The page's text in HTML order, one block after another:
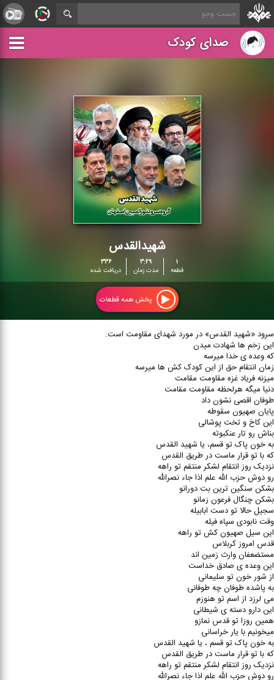
صدای کودک
شهیدالقدس
۱
قطعه
۳:۲۹
مدت زمان
۳۳۶
دریافت شده
پخش همه قطعات
سرود «شهید القدس» در مورد شهدای مقاومت است.
این زخم ها شهادت میدن
که وعده ی خدا میرسه
زمان انتقام حق از این کودک کش ها میرسه
میزنه فریاد غزه مقاومت مقا‌مت
دنیا میگه هرلحظه مقاومت مقا‌مت
طوفان اقصی نشون داد
پایان صهیون سقوطه
این کاخ و تخت پوشالی
بناش رو تار عنکبوته
به خون پاک تو قسم، یا شهید القدس
که با تو قرار ماست در طریق القدس
نزدیک روز انتقام لشکر منتقم تو راهه
رو دوش حزب الله علم اذا جاء نصرالله
بشکن سنگین ترین بت دورانو
بشکن چنگال فرعون زمانو
سجیل حالا تو دست ابابیله
وقت نابودی سپاه فیله
این سیل صهیون کش تو راهه
قدس امروز کربلاس
مستضعفان وارث زمین اند
این وعده ی صادق خداست
از شور خون تو سلیمانی
به پاشده طوفان چه طوفانی
می لرزد از اسم تو هنوزم
این دارو دسته ی شیطانی
همین روزا تو قدس نمازو
میخونیم با یار خراسانی
به خون پاک تو قسم ، یا شهید القدس
که با تو قرار ماست در طریق القدس
نزدیک روز انتقام لشکر منتقم تو راهه
رو دوش حزب الله علم اذا جاء نصرالله